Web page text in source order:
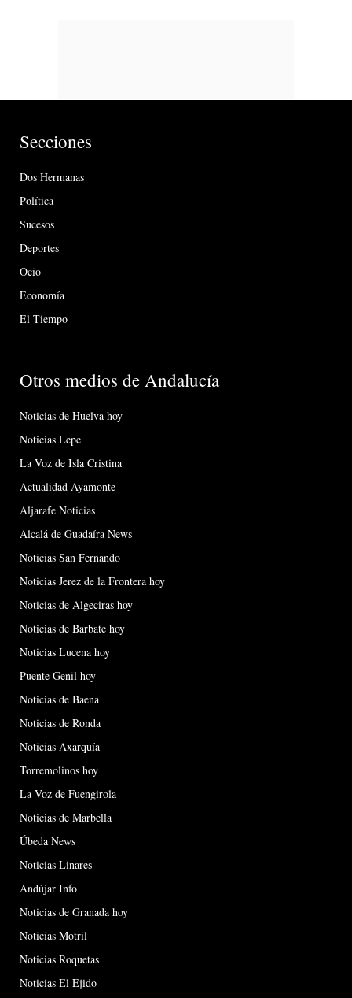
Secciones
Dos Hermanas
Política
Sucesos
Deportes
Ocio
Economía
El Tiempo
Otros medios de Andalucía
Noticias de Huelva hoy
Noticias Lepe
La Voz de Isla Cristina
Actualidad Ayamonte
Aljarafe Noticias
Alcalá de Guadaíra News
Noticias San Fernando
Noticias Jerez de la Frontera hoy
Noticias de Algeciras hoy
Noticias de Barbate hoy
Noticias Lucena hoy
Puente Genil hoy
Noticias de Baena
Noticias de Ronda
Noticias Axarquía
Torremolinos hoy
La Voz de Fuengirola
Noticias de Marbella
Úbeda News
Noticias Linares
Andújar Info
Noticias de Granada hoy
Noticias Motril
Noticias Roquetas
Noticias El Ejido